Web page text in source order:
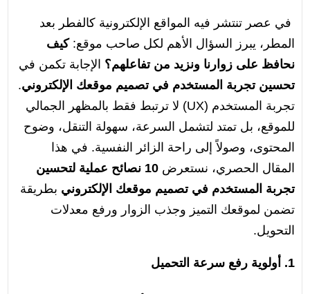
في عصر تنتشر فيه المواقع الإلكترونية كالفطر بعد
المطر، يبرز السؤال الأهم لكل صاحب موقع:كيف
نحافظ على زوارنا ونزيد من تفاعلهم؟ الإجابة تكمن في
تحسين تجربة المستخدم في تصميم موقعك الإلكتروني.
تجربة المستخدم (UX) لا ترتبط فقط بالمظهر الجمالي
للموقع، بل تمتد لتشمل السرعة، سهولة التنقل، وضوح
المحتوى، وصولاً إلى راحة الزائر النفسية. في هذا
المقال الحصري، نستعرض
10 نصائح عملية لتحسين
تجربة المستخدم في تصميم موقعك الإلكتروني بطريقة
تضمن لموقعك التميز وجذب الزوار ورفع معدلات
التحويل.
1. أولوية رفع سرعة التحميل